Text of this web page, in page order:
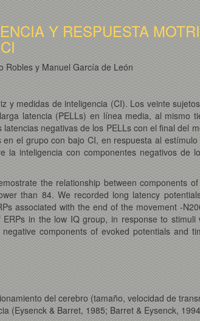
Y RESPUESTA
Robles y Manuel García de León
y medidas de inteligencia (CI). Los veinte
latencia (PELLs) en línea media, al mismo
negativas de los PELLs con el final del
el grupo con bajo CI, en respuesta al estímulo
inteligencia con componentes negativos de
the relationship between components
than 84. We recorded long latency
associated with the end of the movement -
in the low IQ group, in response to stimuli
components of evoked potentials and
del cerebro (tamaño, velocidad de
(Eysenck & Barret, 1985; Barret & Eysenck,